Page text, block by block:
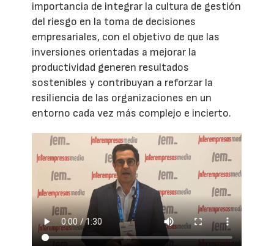
importancia de integrar la cultura de gestión
del riesgo en la toma de decisiones
empresariales, con el objetivo de que las
inversiones orientadas a mejorar la
productividad generen resultados
sostenibles y contribuyan a reforzar la
resiliencia de las organizaciones en un
entorno cada vez más complejo e incierto.